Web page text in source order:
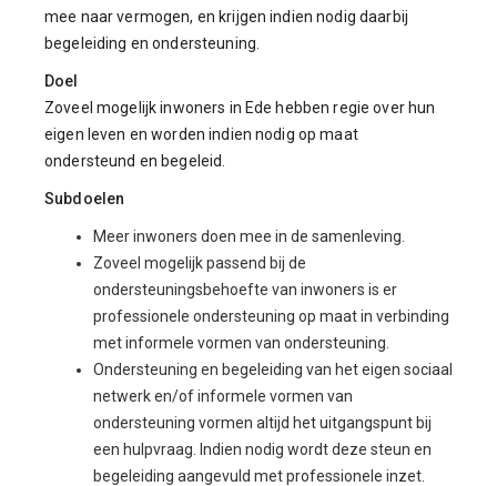
mee naar vermogen, en krijgen indien nodig daarbij
begeleiding en ondersteuning.
Doel
Zoveel mogelijk inwoners in Ede hebben regie over hun
eigen leven en worden indien nodig op maat
ondersteund en begeleid.
Subdoelen
Meer inwoners doen mee in de samenleving.
Zoveel mogelijk passend bij de
ondersteuningsbehoefte van inwoners is er
professionele ondersteuning op maat in verbinding
met informele vormen van ondersteuning.
Ondersteuning en begeleiding van het eigen sociaal
netwerk en/of informele vormen van
ondersteuning vormen altijd het uitgangspunt bij
een hulpvraag. Indien nodig wordt deze steun en
begeleiding aangevuld met professionele inzet.